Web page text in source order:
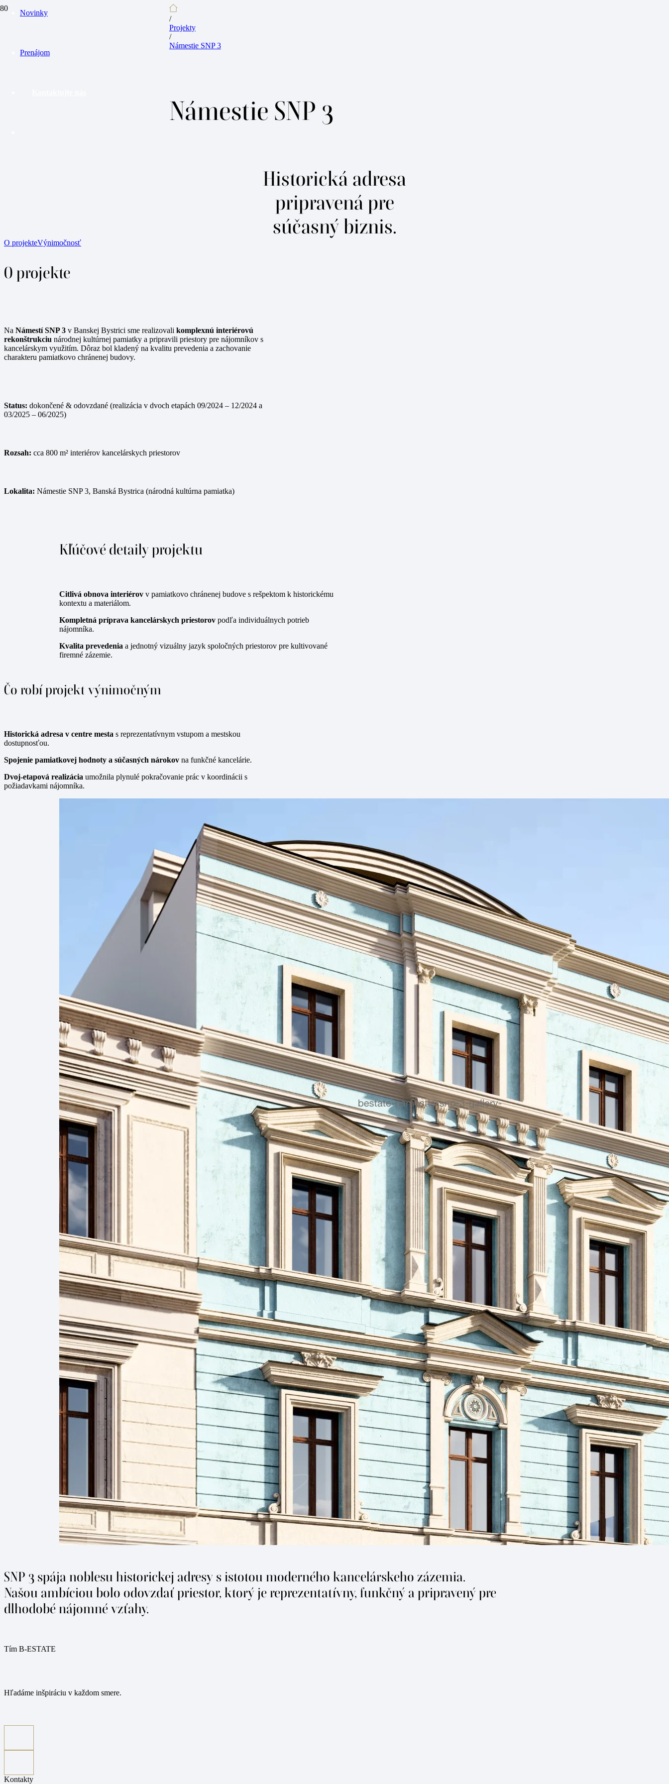
Novinky
Prenájom
/
Projekty
/
Námestie SNP 3
Námestie SNP 3
Historická adresa
pripravená pre
súčasný biznis.
O projekteVýnimočnosť
O projekte
Na Námestí SNP 3 v Banskej Bystrici sme realizovali komplexnú interiérovú
rekonštrukciu národnej kultúrnej pamiatky a pripravili priestory pre nájomníkov s
kancelárskym využitím. Dôraz bol kladený na kvalitu prevedenia a zachovanie
charakteru pamiatkovo chránenej budovy.
Status: dokončené & odovzdané (realizácia v dvoch etapách 09/2024 – 12/2024 a
03/2025 – 06/2025)
Rozsah: cca 800 m² interiérov kancelárskych priestorov
Lokalita: Námestie SNP 3, Banská Bystrica (národná kultúrna pamiatka)
Kľúčové detaily projektu
Citlivá obnova interiérovv pamiatkovo chránenej budove s rešpektom k historickému
kontextu a materiálom.
Kompletná príprava kancelárskych priestorovpodľa individuálnych potrieb
nájomníka.
Kvalita prevedenia a jednotný vizuálny jazyk spoločných priestorov pre kultivované
firemné zázemie.
Čo robí projekt výnimočným
Historická adresa v centre mesta s reprezentatívnym vstupom a mestskou
dostupnosťou.
Spojenie pamiatkovej hodnoty a súčasných nárokov na funkčné kancelárie.
Dvoj-etapová realizácia umožnila plynulé pokračovanie prác v koordinácii s
požiadavkami nájomníka.
SNP 3 spája noblesu historickej adresy s istotou moderného kancelárskeho zázemia.
Našou ambíciou bolo odovzdať priestor, ktorý je reprezentatívny, funkčný a pripravený pre
dlhodobé nájomné vzťahy.
Tím B-ESTATE
Hľadáme inšpiráciu v každom smere.
Kontakty